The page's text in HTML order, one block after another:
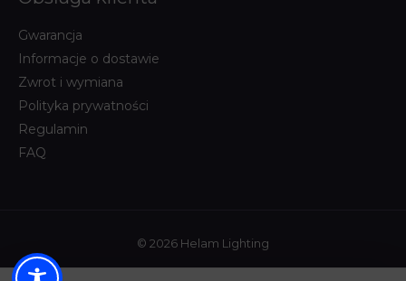
Gwarancja
Informacje o dostawie
Zwrot i wymiana
Polityka prywatności
Regulamin
FAQ
© 2026 Helam Lighting